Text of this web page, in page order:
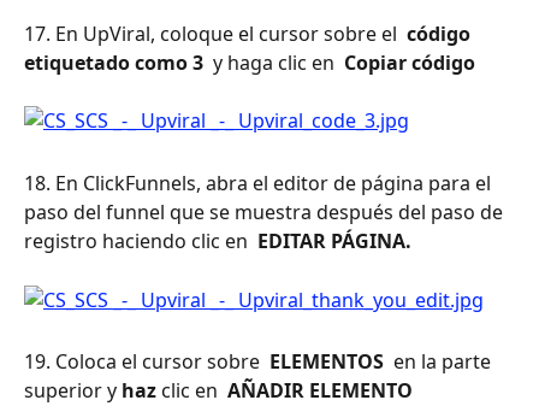
17. En UpViral, coloque el cursor sobre el código
etiquetado como 3 y haga clic en Copiar código
18. En ClickFunnels, abra el editor de página para el
paso del funnel que se muestra después del paso de
registro haciendo clic en EDITAR PÁGINA.
19. Coloca el cursor sobre ELEMENTOS en la parte
superior y haz clic en AÑADIR ELEMENTO